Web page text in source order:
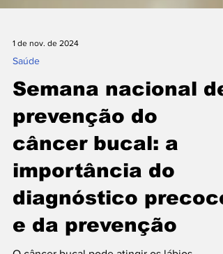
1 de nov. de 2024
Saúde
Semana nacional de
prevenção do
câncer bucal: a
importância do
diagnóstico precoce
e da prevenção